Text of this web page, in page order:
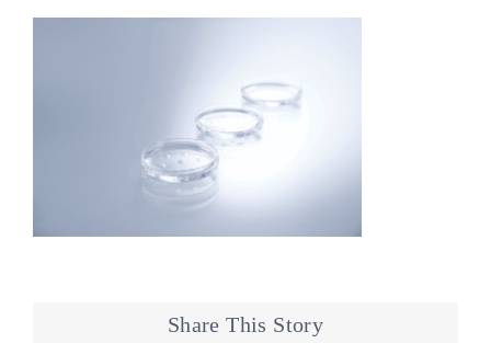
企業情報
お問合せ
Share This Story